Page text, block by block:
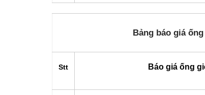
Bảng báo giá
Stt Báo giá ống